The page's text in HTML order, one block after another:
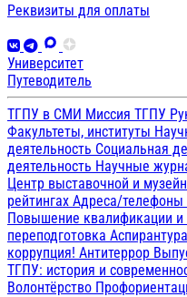
Реквизиты для оплаты
Университет
Путеводитель
ТГПУ в СМИ Миссия ТГПУ
Факультеты, институты
деятельность Социальная
деятельность Научные
Центр выставочной и
рейтингах Адреса/телефоны
Повышение квалификации и
переподготовка
коррупция! Антитеррор
ТГПУ: история и
Волонтёрство